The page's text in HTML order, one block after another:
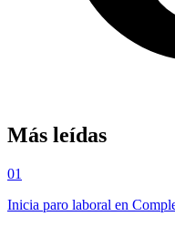
Más leídas
01
Inicia paro laboral en